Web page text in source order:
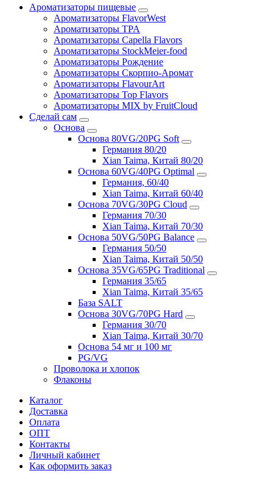
Ароматизаторы пищевые
Ароматизаторы FlavorWest
Ароматизаторы TPA
Ароматизаторы Capella Flavors
Ароматизаторы StockMeier-food
Ароматизаторы Рождение
Ароматизаторы Скорпио-Аромат
Ароматизаторы FlavourArt
Ароматизаторы Top Flavors
Ароматизаторы MIX by FruitCloud
Сделай сам
Основа
Основа 80VG/20PG Soft
Германия 80/20
Xian Taima, Китай 80/20
Основа 60VG/40PG Optimal
Германия, 60/40
Xian Taima, Китай 60/40
Основа 70VG/30PG Cloud
Германия 70/30
Xian Taima, Китай 70/30
Основа 50VG/50PG Balance
Германия 50/50
Xian Taima, Китай 50/50
Основа 35VG/65PG Traditional
Германия 35/65
Xian Taima, Китай 35/65
База SALT
Основа 30VG/70PG Hard
Германия 30/70
Xian Taima, Китай 30/70
Основа 54 мг и 100 мг
PG/VG
Проволока и хлопок
Флаконы
Каталог
Доставка
Оплата
ОПТ
Контакты
Личный кабинет
Как оформить заказ